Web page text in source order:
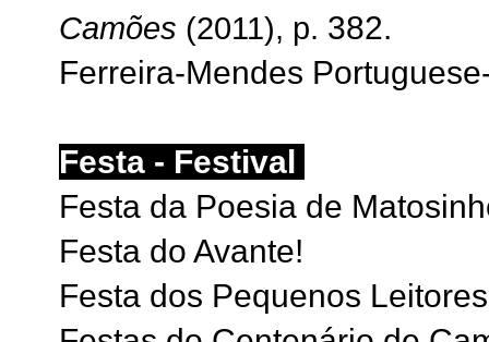
Camões (2011), p. 382.
Ferreira-Mendes
Festa - Festival
Festa da Poesia de
Festa do Avante!
Festa dos Pequenos Leitores